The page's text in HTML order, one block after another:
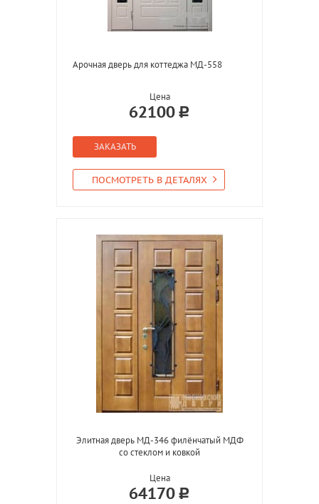
Арочная дверь для коттеджа МД-558
Цена
62100
ЗАКАЗАТЬ
ПОСМОТРЕТЬ В ДЕТАЛЯХ
Элитная дверь МД-346 филёнчатый МДФ
со стеклом и ковкой
Цена
64170